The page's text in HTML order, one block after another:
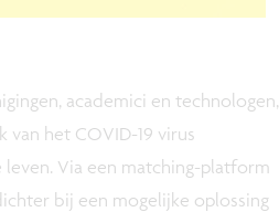
academici en technologen,
van het COVID-19 virus
Via een matching-platform
bij een mogelijke oplossing